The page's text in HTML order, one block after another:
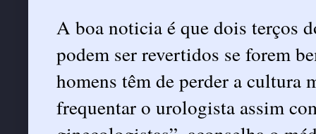
A boa noticia é que dois terços
podem ser revertidos se forem
homens têm de perder a cultura
frequentar o urologista assim